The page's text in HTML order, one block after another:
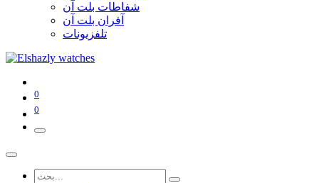
شفاطات بلت آن
آفران بلت آن
تلفزيونات
0
0